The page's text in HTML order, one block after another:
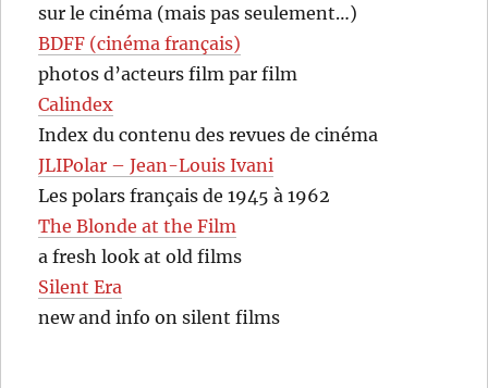
sur le cinéma (mais pas seulement…)
BDFF (cinéma français)
photos d’acteurs film par film
Calindex
Index du contenu des revues de cinéma
JLIPolar – Jean-Louis Ivani
Les polars français de 1945 à 1962
The Blonde at the Film
a fresh look at old films
Silent Era
new and info on silent films